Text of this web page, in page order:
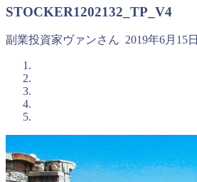
STOCKER1202132_TP_V4
副業投資家ヴァンさん 2019年6月15日